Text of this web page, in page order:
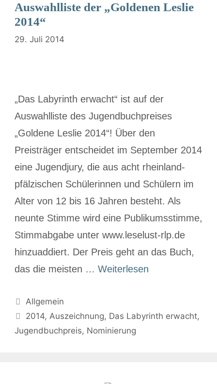
Auswahlliste der „Goldenen Leslie
2014“
29. Juli 2014
„Das Labyrinth erwacht“ ist auf der
Auswahlliste des Jugendbuchpreises
„Goldene Leslie 2014“! Über den
Preisträger entscheidet im September 2014
eine Jugendjury, die aus acht rheinland-
pfälzischen Schülerinnen und Schülern im
Alter von 12 bis 16 Jahren besteht. Als
neunte Stimme wird eine Publikumsstimme,
Stimmabgabe unter www.leselust-rlp.de
hinzuaddiert. Der Preis geht an das Buch,
das die meisten … Weiterlesen
Allgemein
2014, Auszeichnung, Das Labyrinth erwacht,
Jugendbuchpreis, Nominierung